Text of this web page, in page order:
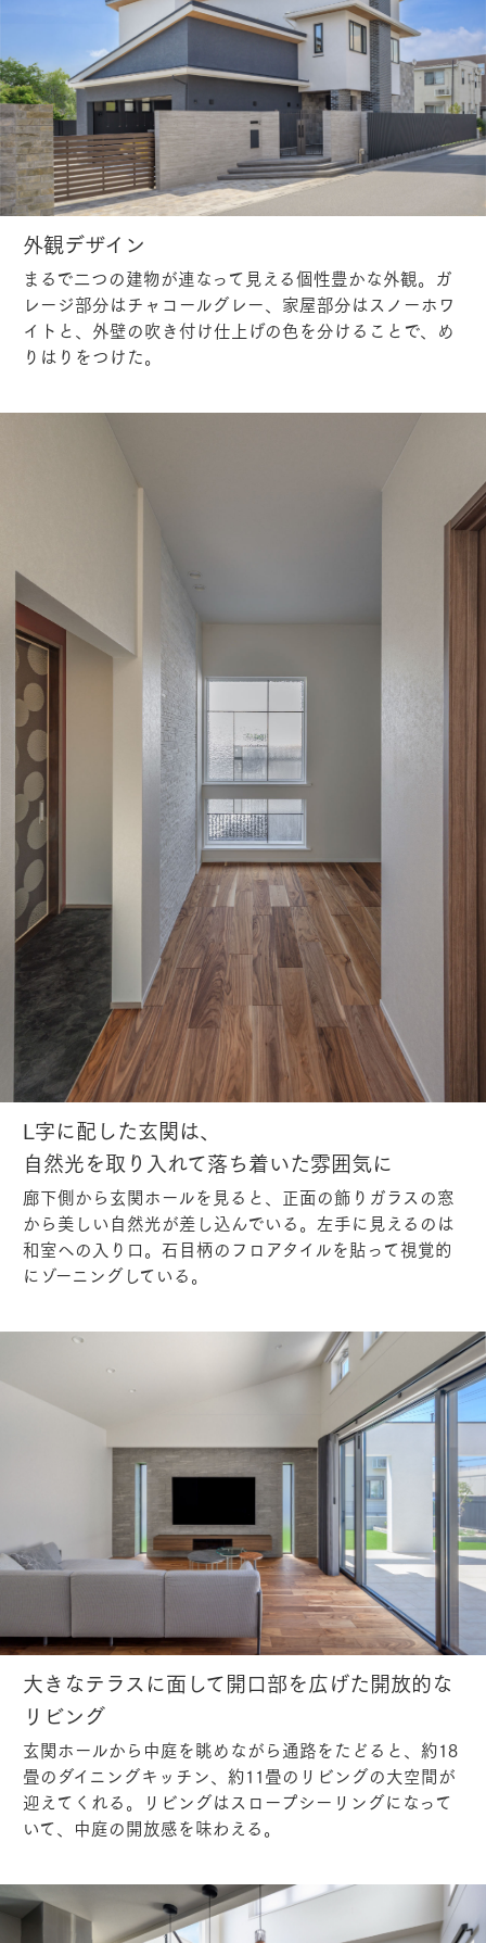
外観デザイン
まるで二つの建物が連なって見える個性豊かな外観。ガ
レージ部分はチャコールグレー、家屋部分はスノーホワ
イトと、外壁の吹き付け仕上げの色を分けることで、め
りはりをつけた。
L字に配した玄関は、
自然光を取り入れて落ち着いた雰囲気に
廊下側から玄関ホールを見ると、正面の飾りガラスの窓
から美しい自然光が差し込んでいる。左手に見えるのは
和室への入り口。石目柄のフロアタイルを貼って視覚的
にゾーニングしている。
大きなテラスに面して開口部を広げた開放的な
リビング
玄関ホールから中庭を眺めながら通路をたどると、約18
畳のダイニングキッチン、約11畳のリビングの大空間が
迎えてくれる。リビングはスロープシーリングになって
いて、中庭の開放感を味わえる。